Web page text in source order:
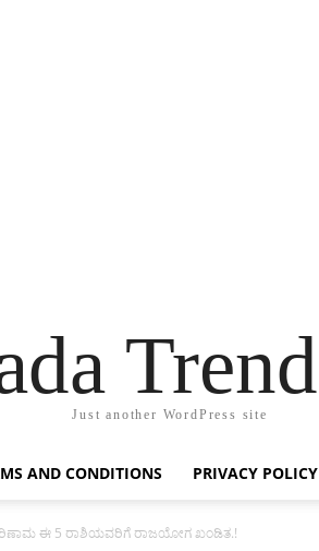
Just another WordPress site
AND CONDITIONS PRIVACY POLICY
ಈ 5 ರಾಶಿಯವರಿಗೆ ರಾಜಯೋಗ ಖಂಡಿತ.!